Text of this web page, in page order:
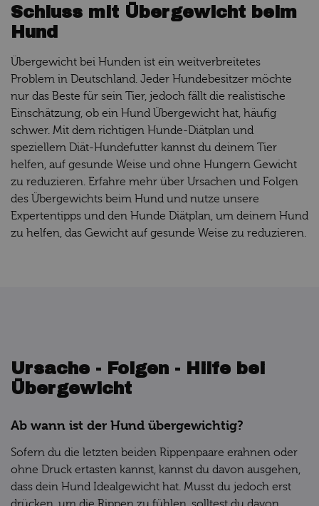
Schluss mit Übergewicht beim
Hund
Übergewicht bei Hunden ist ein weitverbreitetes
Problem in Deutschland. Jeder Hundebesitzer möchte
nur das Beste für sein Tier, jedoch fällt die realistische
Einschätzung, ob ein Hund Übergewicht hat, häufig
schwer. Mit dem richtigen Hunde-Diätplan und
speziellem Diät-Hundefutter kannst du deinem Tier
helfen, auf gesunde Weise und ohne Hungern Gewicht
zu reduzieren. Erfahre mehr über Ursachen und Folgen
des Übergewichts beim Hund und nutze unsere
Expertentipps und den Hunde Diätplan, um deinem Hund
zu helfen, das Gewicht auf gesunde Weise zu reduzieren.
Ursache - Folgen - Hilfe bei
Übergewicht
Ab wann ist der Hund übergewichtig?
Sofern du die letzten beiden Rippenpaare erahnen oder
ohne Druck ertasten kannst, kannst du davon ausgehen,
dass dein Hund Idealgewicht hat. Musst du jedoch erst